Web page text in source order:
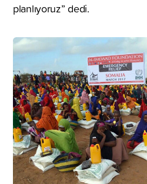
planlıyoruz” dedi.